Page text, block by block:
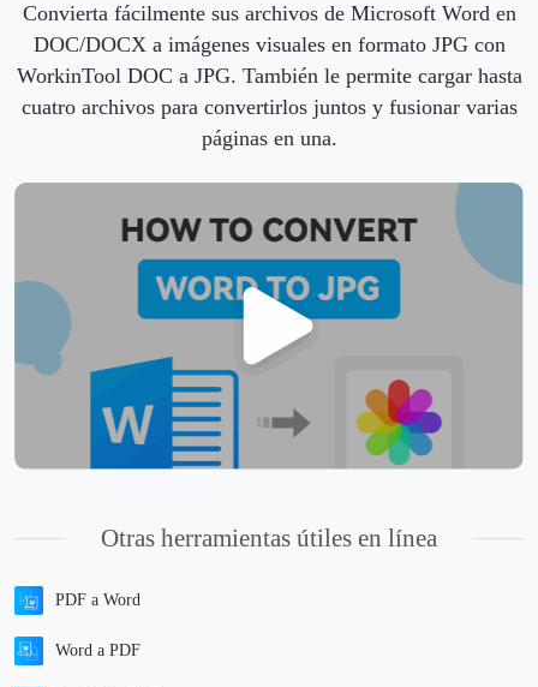
Convierta fácilmente sus archivos de Microsoft Word en
DOC/DOCX a imágenes visuales en formato JPG con
WorkinTool DOC a JPG. También le permite cargar hasta
cuatro archivos para convertirlos juntos y fusionar varias
páginas en una.
Otras herramientas útiles en línea
PDF a Word
Word a PDF